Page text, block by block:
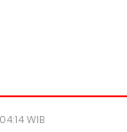
WIB